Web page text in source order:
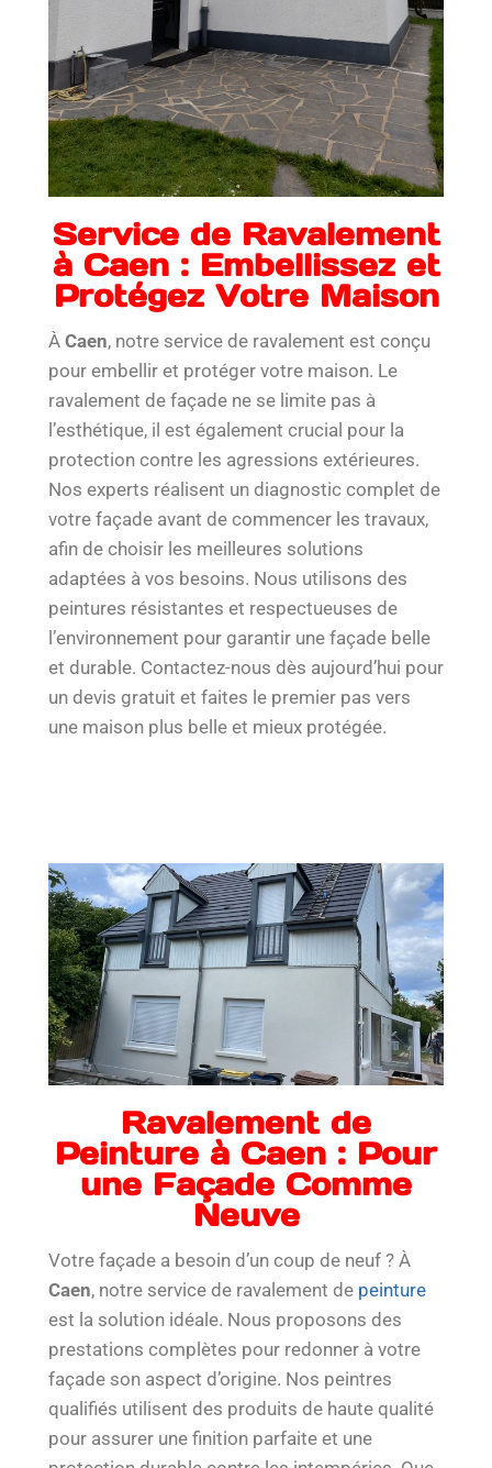
Service de Ravalement
à Caen : Embellissez et
Protégez Votre Maison
À Caen, notre service de ravalement est conçu
pour embellir et protéger votre maison. Le
ravalement de façade ne se limite pas à
l’esthétique, il est également crucial pour la
protection contre les agressions extérieures.
Nos experts réalisent un diagnostic complet de
votre façade avant de commencer les travaux,
afin de choisir les meilleures solutions
adaptées à vos besoins. Nous utilisons des
peintures résistantes et respectueuses de
l’environnement pour garantir une façade belle
et durable. Contactez-nous dès aujourd’hui pour
un devis gratuit et faites le premier pas vers
une maison plus belle et mieux protégée.
Ravalement de
Peinture à Caen : Pour
une Façade Comme
Neuve
Votre façade a besoin d’un coup de neuf ? À
Caen, notre service de ravalement de peinture
est la solution idéale. Nous proposons des
prestations complètes pour redonner à votre
façade son aspect d’origine. Nos peintres
qualifiés utilisent des produits de haute qualité
pour assurer une finition parfaite et une